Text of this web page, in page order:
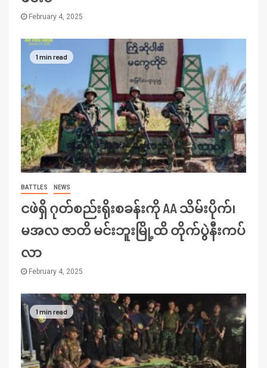
February 4, 2025
1 min read
BATTLES NEWS
ငဖဲရှိ ဂုတ်စည်းရိုးစခန်းကို AA သိမ်းပိုက်၊
မအလ ဇာတိ မင်းဘူးမြို့ထိ တိုက်ပွဲနီးကပ်
လာ
February 4, 2025
1 min read